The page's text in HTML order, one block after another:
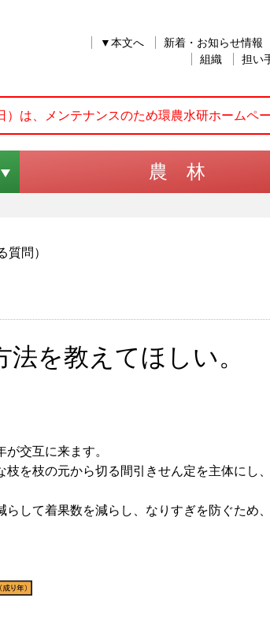
▼本文へ 新着・お知らせ情報
組織
担い
は、メンテナンスのため環農水研ホームペ
農 林
問）
を教えてほしい。
交互に来ます。
を枝の元から切る間引きせん定を主体にし
して着果数を減らし、なりすぎを防ぐため